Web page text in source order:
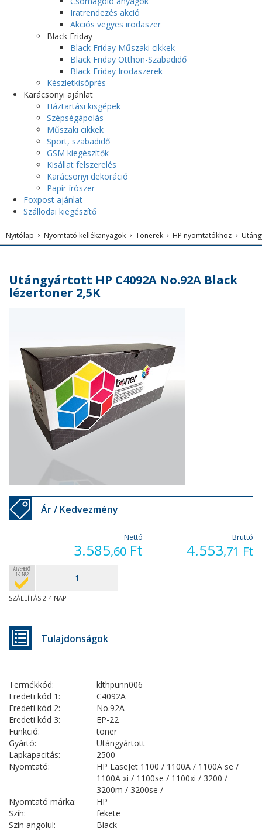
Iratrendezés akció
Akciós vegyes irodaszer
Black Friday
Black Friday Műszaki cikkek
Black Friday Otthon-Szabadidő
Black Friday Irodaszerek
Készletkisöprés
Karácsonyi ajánlat
Háztartási kisgépek
Szépségápolás
Műszaki cikkek
Sport, szabadidő
GSM kiegészítők
Kisállat felszerelés
Karácsonyi dekoráció
Papír-írószer
Foxpost ajánlat
Szállodai kiegészítő
Nyitólap Nyomtató kellékanyagok Tonerek HP nyomtatókhoz
Utángyártott HP C4092A No.92A Black
lézertoner 2,5K
Ár / Kedvezmény
Nettó
3.585,60 Ft
Bruttó
4.553,71 Ft
ÁTVEHETŐ
1-3 NAP
SZÁLLÍTÁS 2-4 NAP
Tulajdonságok
Termékkód:
klthpunn006
Eredeti kód 1:
C4092A
Eredeti kód 2:
No.92A
Eredeti kód 3:
EP-22
Funkció:
toner
Gyártó:
Utángyártott
Lapkapacitás:
2500
Nyomtató:
HP LaseJet 1100 / 1100A / 1100A se /
1100A xi / 1100se / 1100xi / 3200 /
3200m / 3200se /
Nyomtató márka:
HP
Szín:
fekete
Szín angolul:
Black